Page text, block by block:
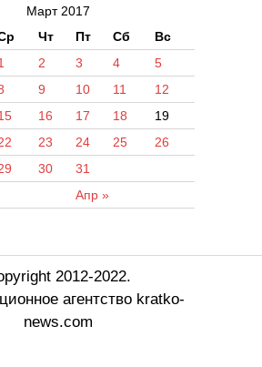
Март 2017
Чт Пт Сб Вс
Апр »
2 3 4
5
9 10 11
12
16 17 18
19
23 24 25
26
30 31
2012-2022.
агентство kratko-
news.com